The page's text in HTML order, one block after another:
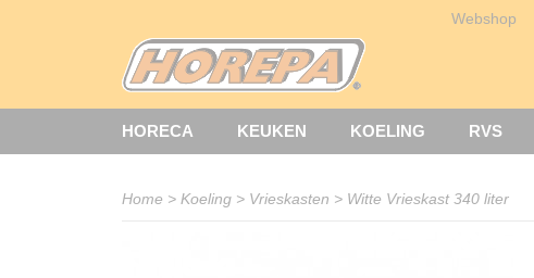
Webshop
HORECA KEUKEN KOELING RVS
Home > Koeling > Vrieskasten > Witte Vrieskast 340 liter